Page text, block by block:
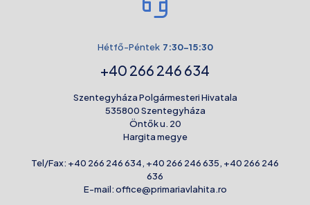
Hétfő-Péntek 7:30-15:30
+40 266 246 634
Szentegyháza Polgármesteri Hivatala
535800 Szentegyháza
Öntők u. 20
Hargita megye
Tel/Fax: +40 266 246 634, +40 266 246 635, +40 266 246
636
E-mail:office@primariavlahita.ro